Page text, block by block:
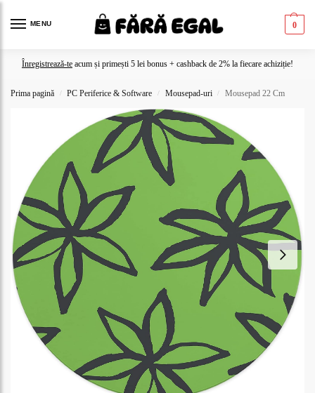
MENU 0
Înregistrează-te acum și primești 5 lei bonus + cashback de 2% la fiecare achiziție!
Prima pagină / PC Periferice & Software / Mousepad-uri / Mousepad 22 Cm